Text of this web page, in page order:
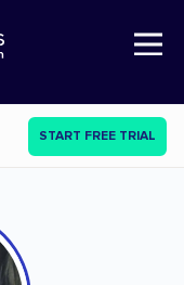
Open Nav
START FREE TRIAL